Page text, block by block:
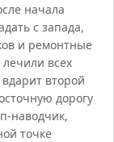
начала
с запада,
и ремонтные
всех
второй
дорогу
наводчик,
точке